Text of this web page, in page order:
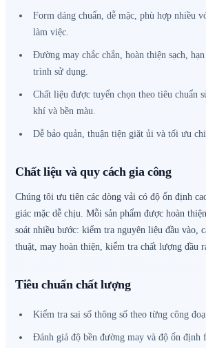
Form dáng chuẩn, dễ mặc, phù hợp nhiều
làm việc.
Đường may chắc chắn, hoàn thiện sạch,
trình sử dụng.
Chất liệu được tuyển chọn theo tiêu chuẩn
khí và bền màu.
Dễ bảo quản, thuận tiện giặt ủi và tối ưu
Chất liệu và quy cách gia công
Chúng tôi ưu tiên các dòng vải có độ ổn định
giác mặc dễ chịu. Mỗi sản phẩm được hoàn
soát nhiều bước: kiểm tra nguyên liệu đầu vào,
thuật, may hoàn thiện, kiểm tra chất lượng đầu
Tiêu chuẩn chất lượng
Kiểm tra sai số thông số theo từng công
Đánh giá độ bền đường may và độ ổn định